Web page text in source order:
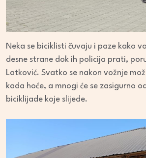
Neka se biciklisti čuvaju i paze kako
desne strane dok ih policija prati,
Latković. Svatko se nakon vožnje
kada hoće, a mnogi će se zasigurno
biciklijade koje slijede.